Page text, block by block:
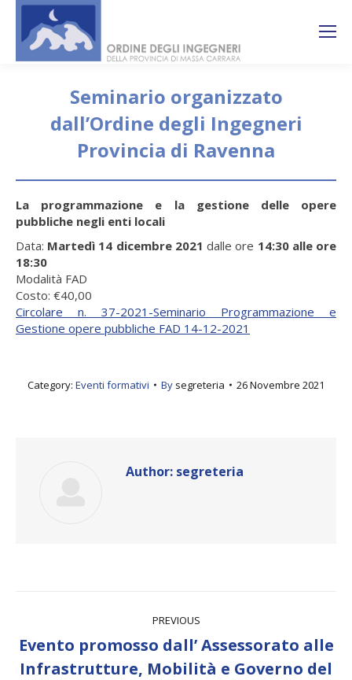
Seminario organizzato
dall’Ordine degli Ingegneri
Provincia di Ravenna
La programmazione e la gestione delle opere
pubbliche negli enti locali
Data: Martedì 14 dicembre 2021 dalle ore 14:30 alle ore
18:30
Modalità FAD
Costo: €40,00
Circolare n. 37-2021-Seminario Programmazione e
Gestione opere pubbliche FAD 14-12-2021
Category: Eventi formativi By segreteria 26 Novembre 2021
Author: segreteria
PREVIOUS
Previous
Evento promosso dall’ Assessorato alle
Infrastrutture, Mobilità e Governo del